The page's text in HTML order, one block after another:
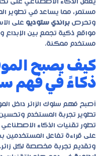
يعمل الذكاء الاصطناعي على
مستمر، مما يساعد في تطوير
وتحرص براندي ستوديو على
مواقع ذكية تجمع بين الإبداع
مستخدم ممكنة.
كيف يصبح
ذكاءً في فهم
أصبح فهم سلوك الزائر داخل
تطوير تجربة المستخدم وتحسين
تطور تقنيات الذكاء الاصطناعي
على قراءة تفاعل المستخدمين
وتقديم تجربة مخصصة لكل